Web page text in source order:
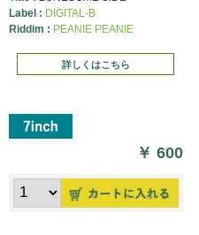
Label : DIGITAL-B
Riddim : PEANIE PEANIE
詳しくはこちら
￥600